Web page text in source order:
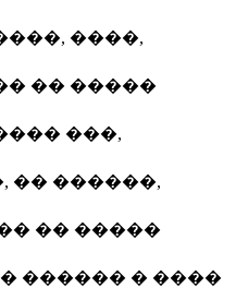
����,
�� �����
���,
�� ������,
�� �����
������ � ����